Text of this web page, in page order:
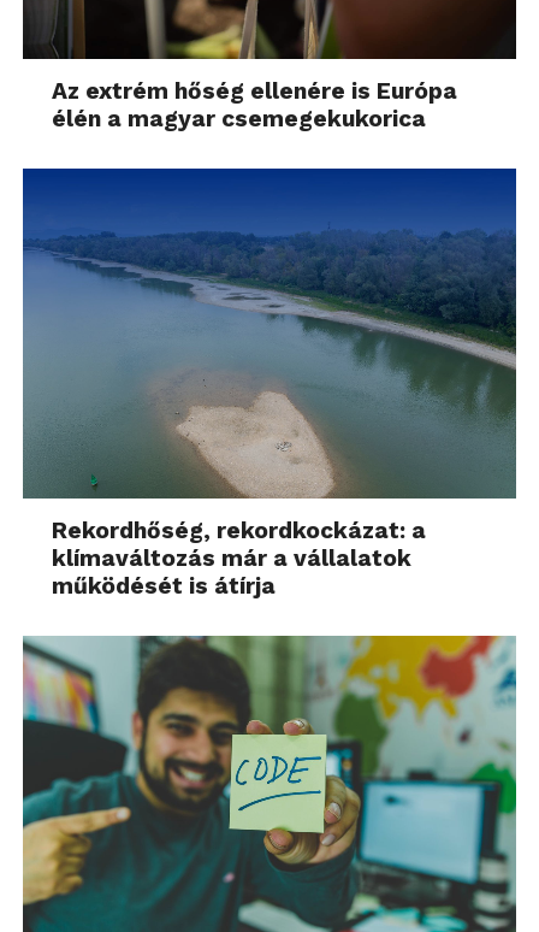
Az extrém hőség ellenére is Európa
élén a magyar csemegekukorica
Rekordhőség, rekordkockázat: a
klímaváltozás már a vállalatok
működését is átírja